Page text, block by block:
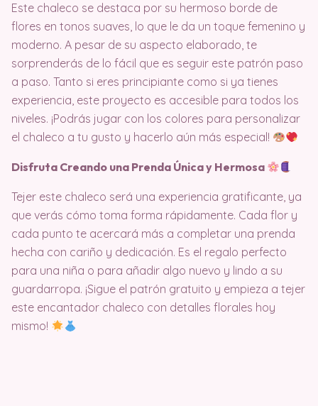
Este chaleco se destaca por su hermoso borde de
flores en tonos suaves, lo que le da un toque femenino y
moderno. A pesar de su aspecto elaborado, te
sorprenderás de lo fácil que es seguir este patrón paso
a paso. Tanto si eres principiante como si ya tienes
experiencia, este proyecto es accesible para todos los
niveles. ¡Podrás jugar con los colores para personalizar
el chaleco a tu gusto y hacerlo aún más especial!
Disfruta Creando una Prenda Única y Hermosa
Tejer este chaleco será una experiencia gratificante, ya
que verás cómo toma forma rápidamente. Cada flor y
cada punto te acercará más a completar una prenda
hecha con cariño y dedicación. Es el regalo perfecto
para una niña o para añadir algo nuevo y lindo a su
guardarropa. ¡Sigue el patrón gratuito y empieza a tejer
este encantador chaleco con detalles florales hoy
mismo!